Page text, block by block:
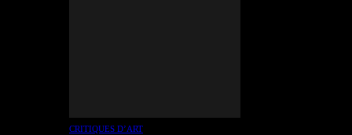
CRITIQUES D’ART